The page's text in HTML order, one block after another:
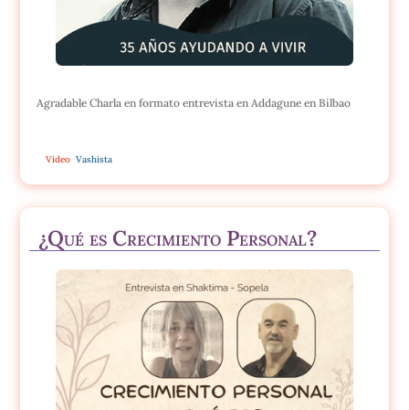
Agradable Charla en formato entrevista en Addagune en Bilbao
Vídeo Vashista
¿Qué es Crecimiento Personal?